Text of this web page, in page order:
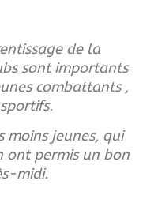
de la
sont importants
combattants ,
moins jeunes, qui
ont permis un bon
midi.